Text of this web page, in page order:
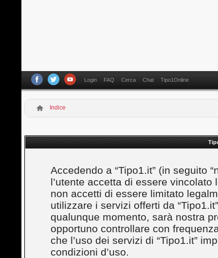
Login FAQ Cerca Chat Tipo1Online
Indice
Accedendo a “Tipo1.it” (in seguito
l’utente accetta di essere
non accetti di essere limitato
utilizzare i servizi offerti da
qualunque momento, sarà nostra
opportuno controllare con
che l’uso dei servizi di “Tipo1.it”
condizioni d’uso.